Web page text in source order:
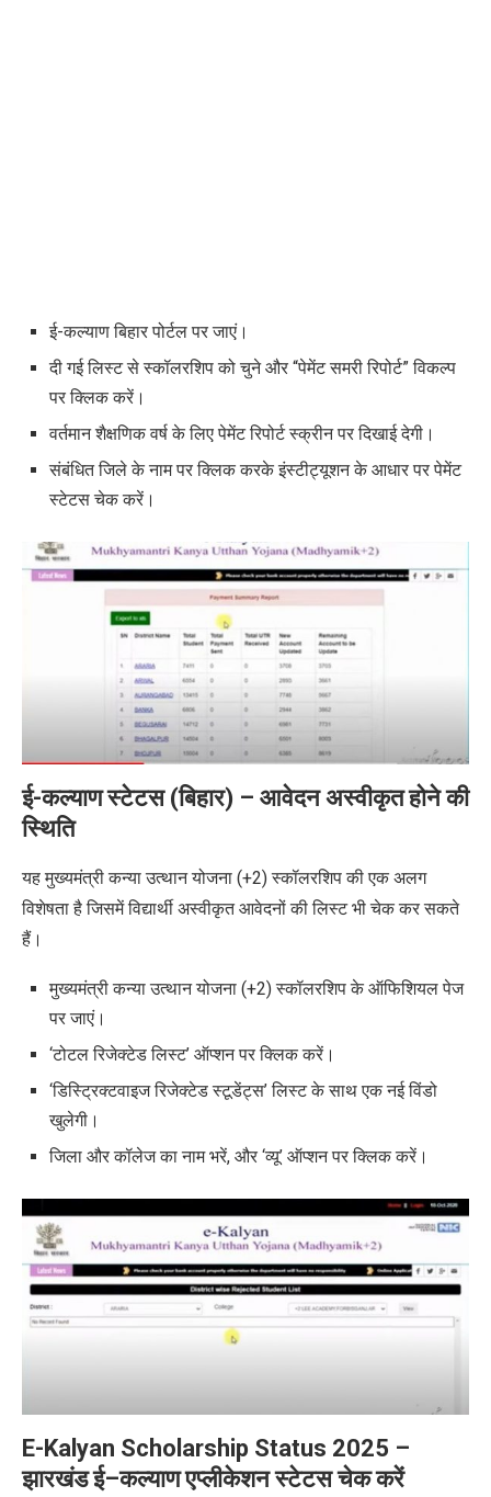
ई-कल्याण बिहार पोर्टल पर जाएं।
दी गई लिस्ट से स्कॉलरशिप को चुने और “पेमेंट समरी रिपोर्ट” विकल्प
पर क्लिक करें।
वर्तमान शैक्षणिक वर्ष के लिए पेमेंट रिपोर्ट स्क्रीन पर दिखाई देगी।
संबंधित जिले के नाम पर क्लिक करके इंस्टीट्यूशन के आधार पर पेमेंट
स्टेटस चेक करें।
ई-कल्याण स्टेटस (बिहार) – आवेदन अस्वीकृत होने की
स्थिति
यह मुख्यमंत्री कन्या उत्थान योजना (+2) स्कॉलरशिप की एक अलग
विशेषता है जिसमें विद्यार्थी अस्वीकृत आवेदनों की लिस्ट भी चेक कर सकते
हैं।
मुख्यमंत्री कन्या उत्थान योजना (+2) स्कॉलरशिप के ऑफिशियल पेज
पर जाएं।
‘टोटल रिजेक्टेड लिस्ट’ ऑप्शन पर क्लिक करें।
‘डिस्ट्रिक्टवाइज रिजेक्टेड स्टूडेंट्स’ लिस्ट के साथ एक नई विंडो
खुलेगी।
जिला और कॉलेज का नाम भरें, और ‘व्यू’ ऑप्शन पर क्लिक करें।
E-Kalyan Scholarship Status 2025 –
झारखंड ई–कल्याण एप्लीकेशन स्टेटस चेक करें